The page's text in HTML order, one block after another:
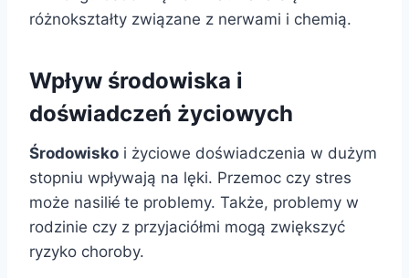
różnokształty związane z nerwami i chemią.
Wpływ środowiska i
doświadczeń życiowych
Środowisko i życiowe doświadczenia w dużym
stopniu wpływają na lęki. Przemoc czy stres
może nasilić̶ te problemy. Także, problemy w
rodzinie czy z przyjaciółmi mogą zwiększyć
ryzyko choroby.